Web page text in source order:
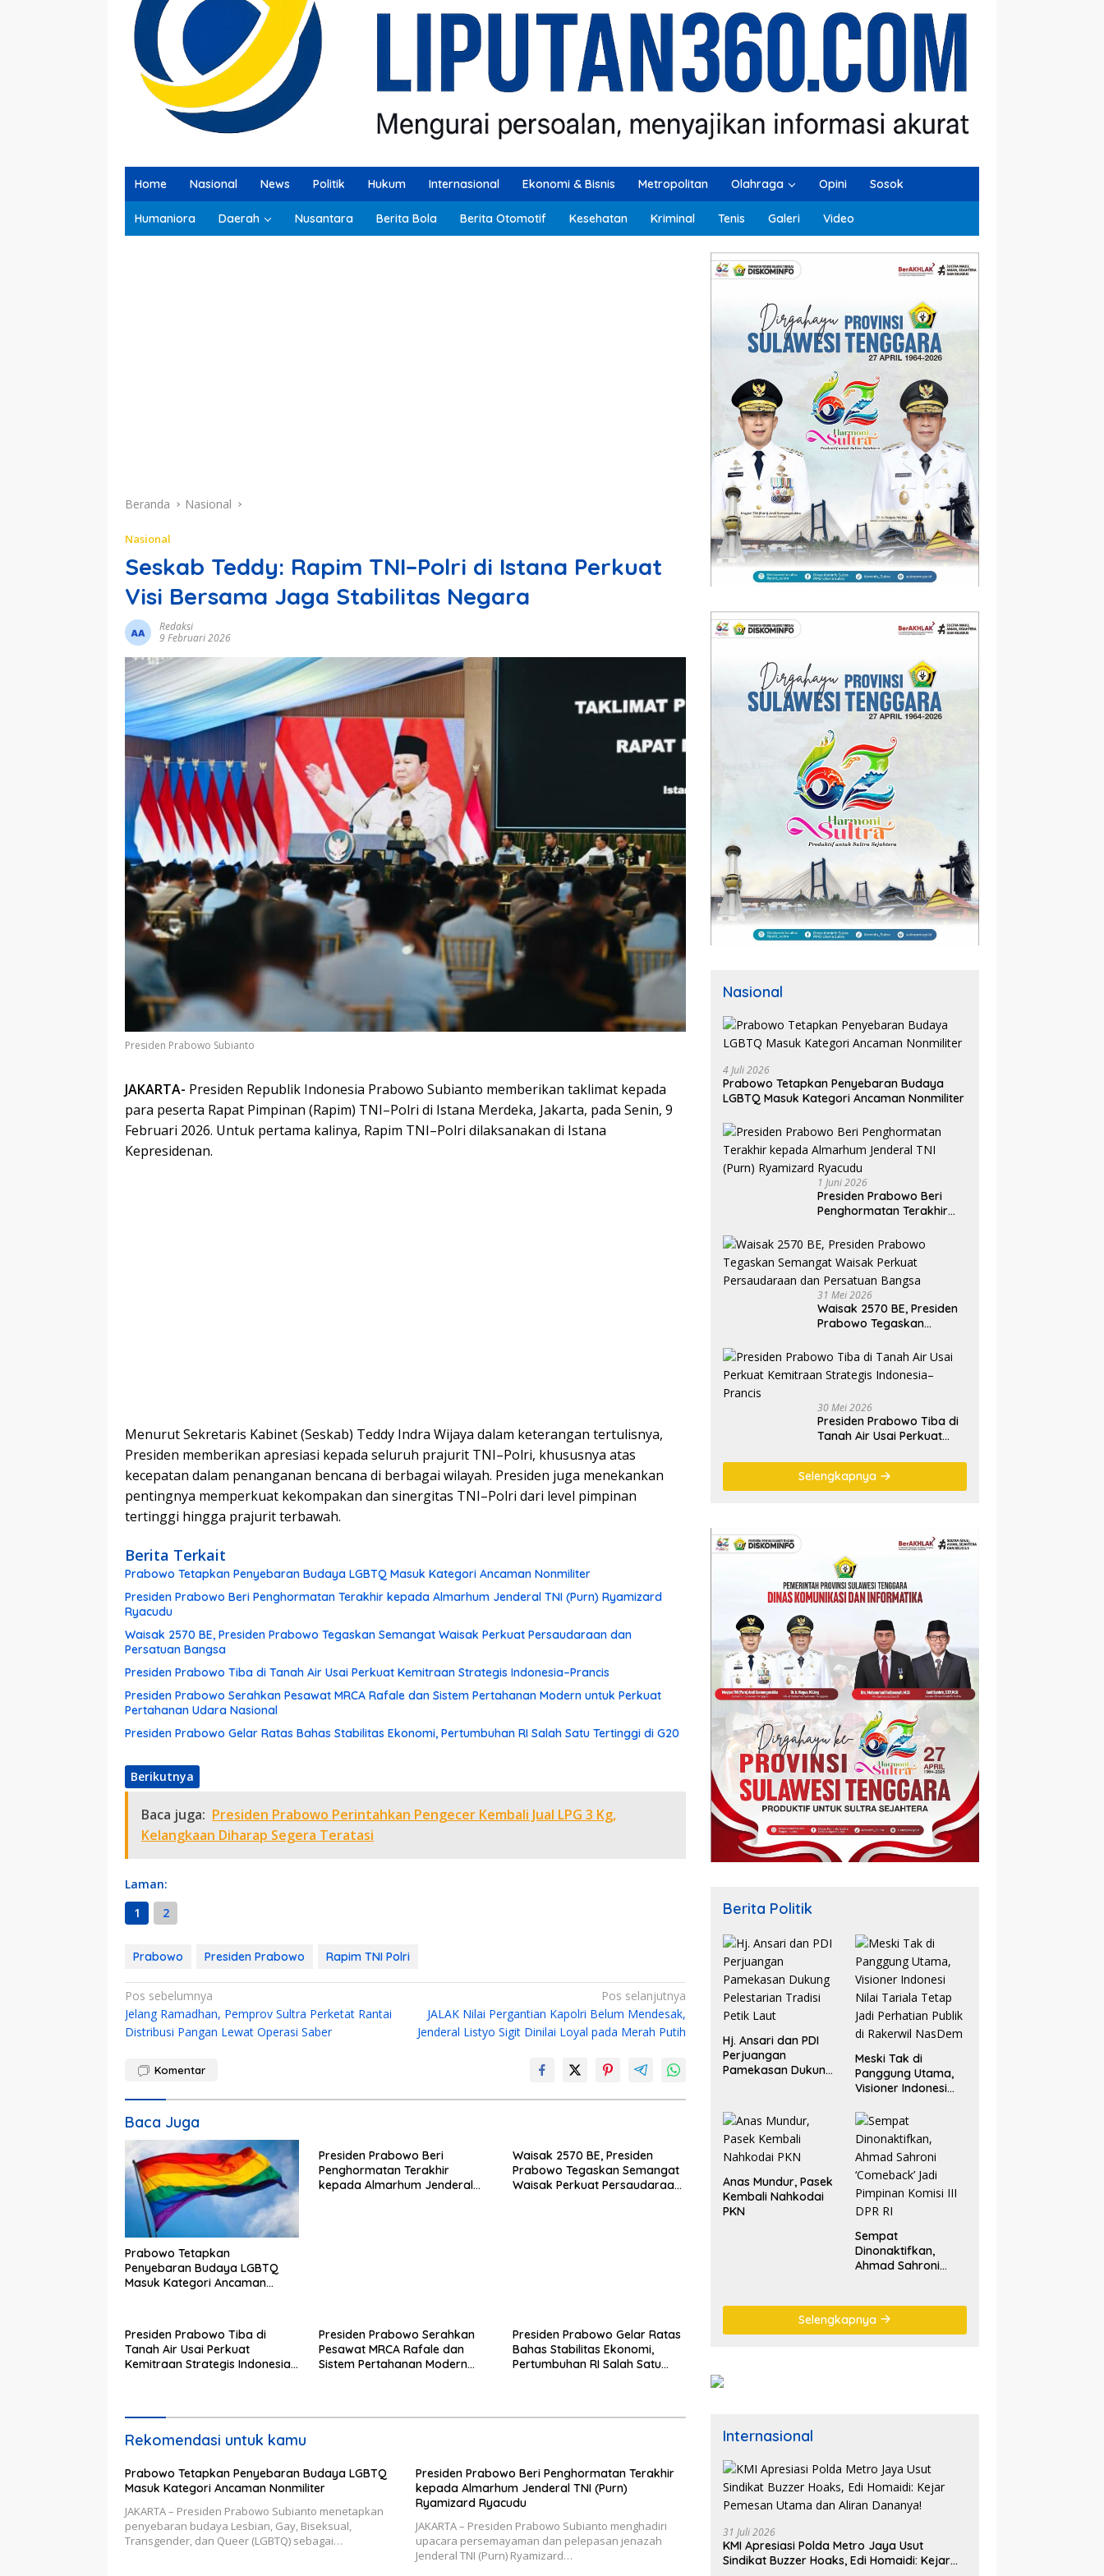
Home Nasional News Politik Hukum Internasional Ekonomi & Bisnis Metropolitan Olahraga Opini Sosok
Humaniora Daerah Nusantara Berita Bola Berita Otomotif Kesehatan Kriminal Tenis Galeri Video
Beranda Nasional
Nasional
Seskab Teddy: Rapim TNI–Polri di Istana Perkuat
Visi Bersama Jaga Stabilitas Negara
Redaksi
9 Februari 2026
Presiden Prabowo Subianto
JAKARTA- Presiden Republik Indonesia Prabowo Subianto memberikan taklimat kepada
para peserta Rapat Pimpinan (Rapim) TNI–Polri di Istana Merdeka, Jakarta, pada Senin, 9
Februari 2026. Untuk pertama kalinya, Rapim TNI–Polri dilaksanakan di Istana
Kepresidenan.
Menurut Sekretaris Kabinet (Seskab) Teddy Indra Wijaya dalam keterangan tertulisnya,
Presiden memberikan apresiasi kepada seluruh prajurit TNI–Polri, khususnya atas
kecepatan dalam penanganan bencana di berbagai wilayah. Presiden juga menekankan
pentingnya memperkuat kekompakan dan sinergitas TNI–Polri dari level pimpinan
tertinggi hingga prajurit terbawah.
Berita Terkait
Prabowo Tetapkan Penyebaran Budaya LGBTQ Masuk Kategori Ancaman Nonmiliter
Presiden Prabowo Beri Penghormatan Terakhir kepada Almarhum Jenderal TNI (Purn) Ryamizard
Ryacudu
Waisak 2570 BE, Presiden Prabowo Tegaskan Semangat Waisak Perkuat Persaudaraan dan
Persatuan Bangsa
Presiden Prabowo Tiba di Tanah Air Usai Perkuat Kemitraan Strategis Indonesia–Prancis
Presiden Prabowo Serahkan Pesawat MRCA Rafale dan Sistem Pertahanan Modern untuk Perkuat
Pertahanan Udara Nasional
Presiden Prabowo Gelar Ratas Bahas Stabilitas Ekonomi, Pertumbuhan RI Salah Satu Tertinggi di G20
Berikutnya
Baca juga: Presiden Prabowo Perintahkan Pengecer Kembali Jual LPG 3 Kg,
Kelangkaan Diharap Segera Teratasi
Laman:
1
2
Prabowo Presiden Prabowo Rapim TNI Polri
Navigasi
pos
Pos sebelumnya
Jelang Ramadhan, Pemprov Sultra Perketat Rantai
Distribusi Pangan Lewat Operasi Saber
Pos selanjutnya
JALAK Nilai Pergantian Kapolri Belum Mendesak,
Jenderal Listyo Sigit Dinilai Loyal pada Merah Putih
Komentar
Baca Juga
Prabowo Tetapkan
Penyebaran Budaya LGBTQ
Masuk Kategori Ancaman
Presiden Prabowo Beri
Penghormatan Terakhir
kepada Almarhum Jenderal
Waisak 2570 BE, Presiden
Prabowo Tegaskan Semangat
Waisak Perkuat Persaudaraan
Presiden Prabowo Tiba di
Tanah Air Usai Perkuat
Kemitraan Strategis Indonesia–
Presiden Prabowo Serahkan
Pesawat MRCA Rafale dan
Sistem Pertahanan Modern
Presiden Prabowo Gelar Ratas
Bahas Stabilitas Ekonomi,
Pertumbuhan RI Salah Satu
Rekomendasi untuk kamu
Prabowo Tetapkan Penyebaran Budaya LGBTQ
Masuk Kategori Ancaman Nonmiliter
JAKARTA – Presiden Prabowo Subianto menetapkan
penyebaran budaya Lesbian, Gay, Biseksual,
Transgender, dan Queer (LGBTQ) sebagai…
Presiden Prabowo Beri Penghormatan Terakhir
kepada Almarhum Jenderal TNI (Purn)
Ryamizard Ryacudu
JAKARTA – Presiden Prabowo Subianto menghadiri
upacara persemayaman dan pelepasan jenazah
Jenderal TNI (Purn) Ryamizard…
Nasional
4 Juli 2026
Prabowo Tetapkan Penyebaran Budaya
LGBTQ Masuk Kategori Ancaman Nonmiliter
1 Juni 2026
Presiden Prabowo Beri
Penghormatan Terakhir
Jenderal TNI (Purn)
Ryamizard Ryacudu
31 Mei 2026
Waisak 2570 BE, Presiden
Prabowo Tegaskan
Persaudaraan dan
Persatuan Bangsa
30 Mei 2026
Presiden Prabowo Tiba di
Tanah Air Usai Perkuat
Indonesia–Prancis
Selengkapnya
Berita Politik
Hj. Ansari dan PDI
Perjuangan
Pamekasan Dukung
Meski Tak di
Panggung Utama,
Visioner Indonesi
Jadi Perhatian
Publik di Rakerwil
NasDem
Anas Mundur, Pasek
Kembali Nahkodai
PKN
Sempat
Dinonaktifkan,
Ahmad Sahroni
DPR RI
Selengkapnya
Internasional
31 Juli 2026
KMI Apresiasi Polda Metro Jaya Usut
Sindikat Buzzer Hoaks, Edi Homaidi: Kejar